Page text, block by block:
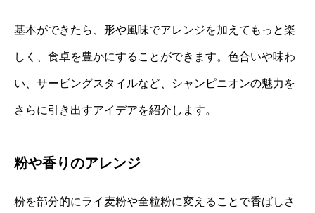
基本ができたら、形や風味でアレンジを加えてもっと楽
しく、食卓を豊かにすることができます。色合いや味わ
い、サービングスタイルなど、シャンピニオンの魅力を
さらに引き出すアイデアを紹介します。
粉や香りのアレンジ
粉を部分的にライ麦粉や全粒粉に変えることで香ばしさ